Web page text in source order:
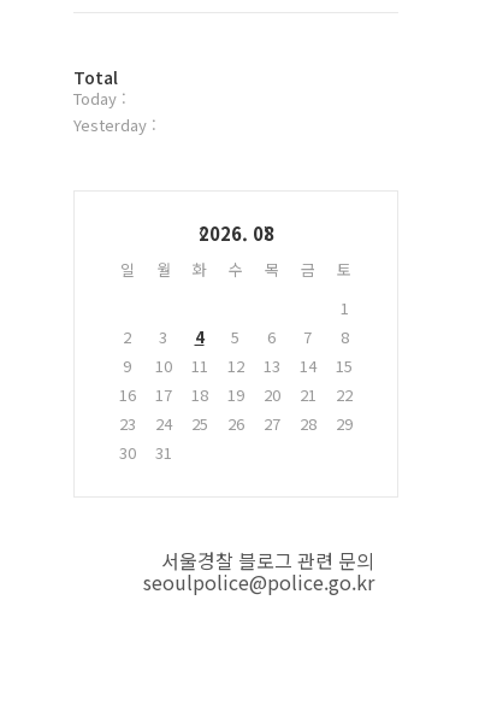
플
러
그
방
문
자
Total
Today :
Yesterday :
2026. 08
일 월 화 수 목 금
토
1
2
3 4 5 6 7
8
9
10 11 12 13 14
15
16
17 18 19 20 21
22
23
24 25 26 27 28
29
30
31
서울경찰 블로그 관련 문의
seoulpolice@police.go.kr